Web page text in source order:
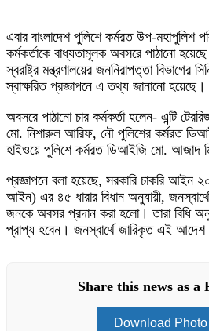
এবার বাংলাদেশ পুলিশে কর্মরত উপ-মহাপুলিশ
কর্মকর্তাকে বাধ্যতামূলক অবসরে পাঠানো
স্বরাষ্ট্র মন্ত্রণালয়ের জননিরাপত্তা বিভাগের
স্বাক্ষরিত প্রজ্ঞাপনে এ তথ্য জানানো হয়েছে।
অবসরে পাঠানো চার কর্মকর্তা হলেন- এন্টি
মো. নিশারুল আরিফ, নৌ পুলিশের কর্মরত
হাইওয়ে পুলিশে কর্মরত ডিআইজি মো. আজাদ
প্রজ্ঞাপনে বলা হয়েছে, সরকারি চাকরি আইন
আইন) এর ৪৫ ধারার বিধান অনুযায়ী,
জনকে অবসর প্রদান করা হলো। তারা বিধি
প্রাপ্য হবেন। জনস্বার্থে জারিকৃত এই আদেশ
Share this news as a
Download Photo